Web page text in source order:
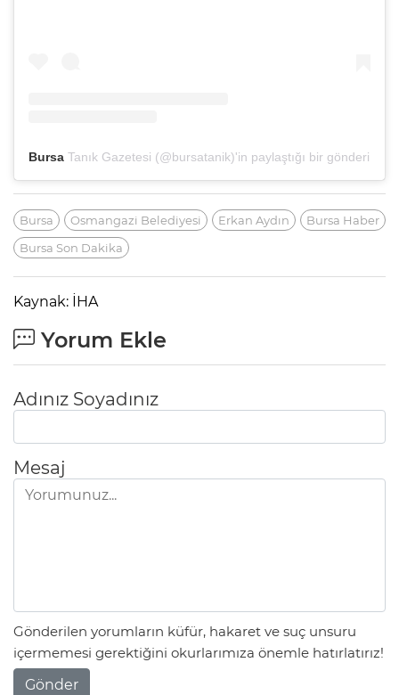
Bursa Tanık Gazetesi (@bursatanik)'in paylaştığı bir gönderi
Bursa Osmangazi Belediyesi Erkan Aydın
Bursa Haber
Bursa Son Dakika
Kaynak: İHA
Yorum Ekle
Adınız Soyadınız
Mesaj
Gönderilen yorumların küfür, hakaret ve suç unsuru
içermemesi gerektiğini okurlarımıza önemle hatırlatırız!
Gönder